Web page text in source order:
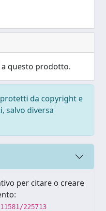
questo prodotto.
da copyright e
salvo diversa
per citare o creare
225713